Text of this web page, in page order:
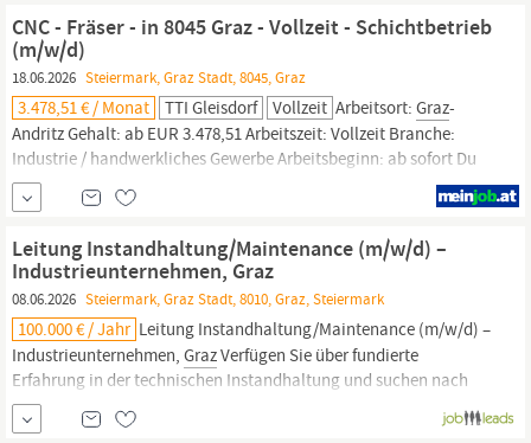
Anlagen, warten die eingesetztenMaschinen, erkennen Fehler
und
CNC - Fräser - in 8045 Graz - Vollzeit - Schichtbetrieb
(m/w/d)
18.06.2026 Steiermark, Graz Stadt, 8045, Graz
3.478,51 € / Monat TTI Gleisdorf Vollzeit Arbeitsort: Graz-
Andritz Gehalt: ab EUR 3.478,51 Arbeitszeit: Vollzeit Branche:
Industrie / handwerkliches Gewerbe Arbeitsbeginn: ab sofort Du
hast eine Ausbildung als CNC-Fräser oder Zerspanungstechniker
abgeschlossen und möchtest an anspruchsvollen Einzelteilen und
Prototypen arbeiten? Du suchst einen sicheren Job in
Graz
moderner...
Leitung Instandhaltung/Maintenance (m/w/d) –
Industrieunternehmen, Graz
08.06.2026 Steiermark, Graz Stadt, 8010, Graz, Steiermark
100.000 € / Jahr Leitung Instandhaltung/Maintenance (m/w/d) –
Industrieunternehmen, GrazVerfügen Sie über fundierte
Erfahrung in der technischen Instandhaltung und suchen nach
einer anspruchsvollen Führungsposition? Möchten Sie die Zukunft
eines internationalen Produktionsstandorts mitgestalten? Dann